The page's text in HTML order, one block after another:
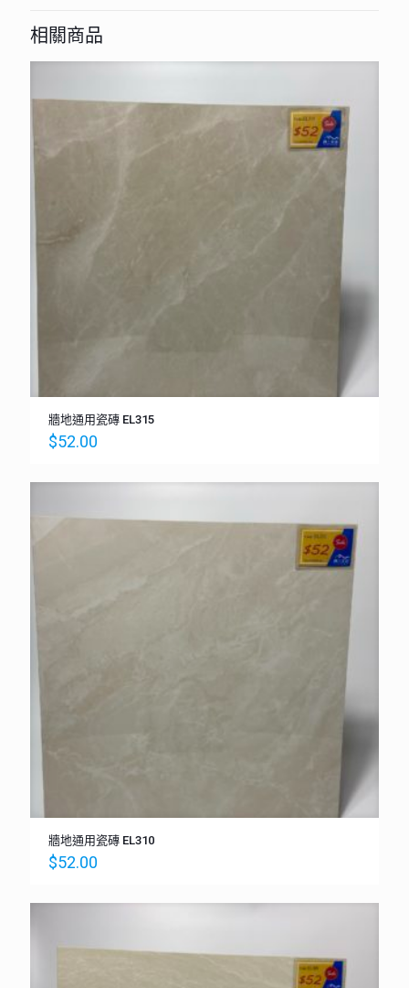
相關商品
牆地通用瓷磚 EL315
$52.00
牆地通用瓷磚 EL310
$52.00